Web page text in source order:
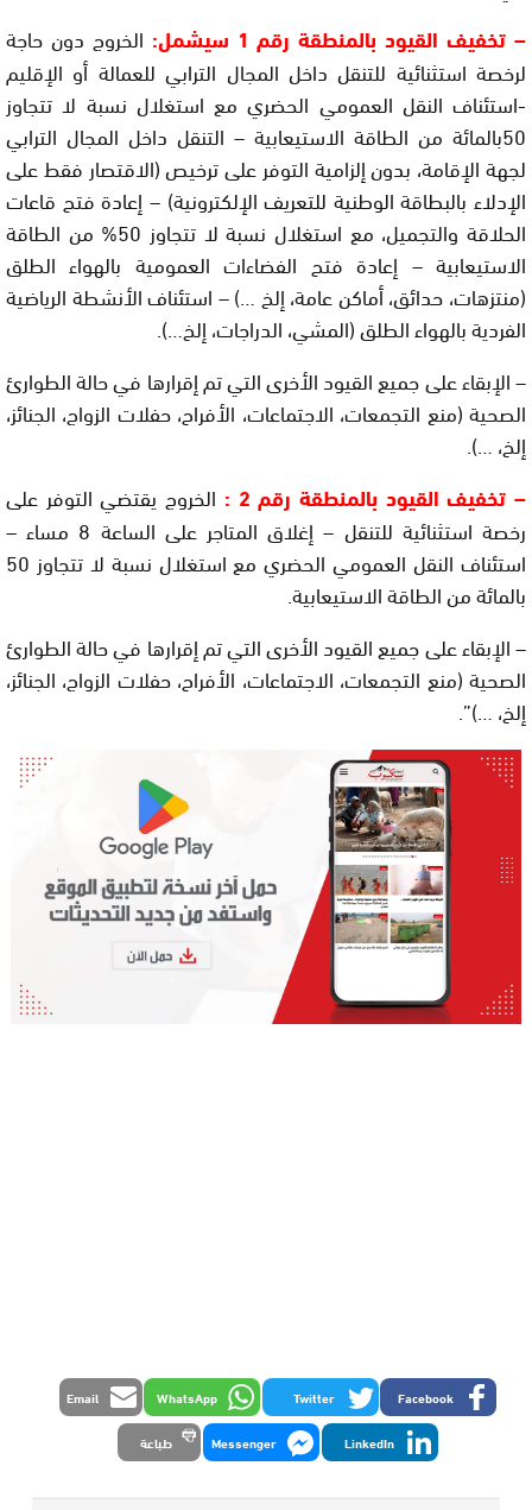
– تخفيف القيود بالمنطقة رقم 1 سيشمل:
الخروج دون حاجة
لرخصة استثنائية للتنقل داخل المجال الترابي للعمالة أو الإقليم
-استئناف النقل العمومي الحضري مع استغلال نسبة لا تتجاوز
50بالمائة من الطاقة الاستيعابية – التنقل داخل المجال الترابي
لجهة الإقامة، بدون إلزامية التوفر على ترخيص (الاقتصار فقط على
الإدلاء بالبطاقة الوطنية للتعريف الإلكترونية) – إعادة فتح قاعات
الحلاقة والتجميل، مع استغلال نسبة لا تتجاوز 50% من الطاقة
الاستيعابية – إعادة فتح الفضاءات العمومية بالهواء الطلق
(منتزهات، حدائق، أماكن عامة، إلخ …) – استئناف الأنشطة الرياضية
الفردية بالهواء الطلق (المشي، الدراجات، إلخ…).
– الإبقاء على جميع القيود الأخرى التي تم إقرارها في حالة الطوارئ
الصحية (منع التجمعات، الاجتماعات، الأفراح، حفلات الزواج، الجنائز،
إلخ، …).
– تخفيف القيود بالمنطقة رقم 2 :
الخروج يقتضي التوفر على
رخصة استثنائية للتنقل – إغلاق المتاجر على الساعة 8 مساء –
استئناف النقل العمومي الحضري مع استغلال نسبة لا تتجاوز 50
بالمائة من الطاقة الاستيعابية.
– الإبقاء على جميع القيود الأخرى التي تم إقرارها في حالة الطوارئ
الصحية (منع التجمعات، الاجتماعات، الأفراح، حفلات الزواج، الجنائز،
إلخ، …)”.
Facebook
Twitter
WhatsApp
Email
LinkedIn
Messenger طباعة